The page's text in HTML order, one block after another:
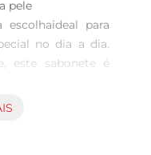
pele
para
no dia a dia.
este sabonete é
natural da pele.